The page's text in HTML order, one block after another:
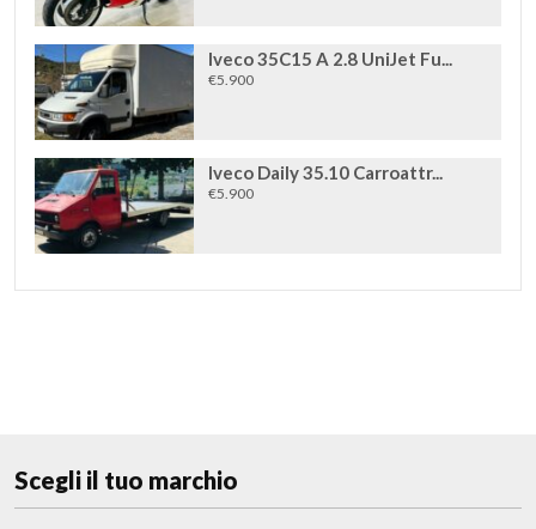
Iveco 35C15 A 2.8 UniJet Fu...
€5.900
Iveco Daily 35.10 Carroattr...
€5.900
Scegli il tuo marchio